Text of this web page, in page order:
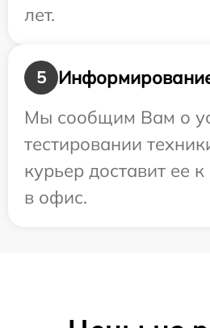
лет.
5
Мы сообщим Вам о
тестировании
курьер доставит ее
в офис.